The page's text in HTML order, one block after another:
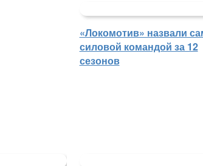
«Локомотив» назвали
силовой командой за 12
сезонов